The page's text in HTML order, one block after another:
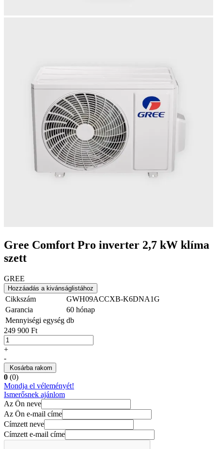
Gree Comfort Pro inverter 2,7 kW klíma
szett
GREE
Hozzáadás a kivánságlistához
Cikkszám
GWH09ACCXB-K6DNA1G
Garancia
60 hónap
Mennyiségi egység db
249 900 Ft
+
-
Kosárba rakom
0 (0)
Mondja el véleményét!
Ismerősnek ajánlom
Az Ön neve
Az Ön e-mail címe
Címzett neve
Címzett e-mail címe